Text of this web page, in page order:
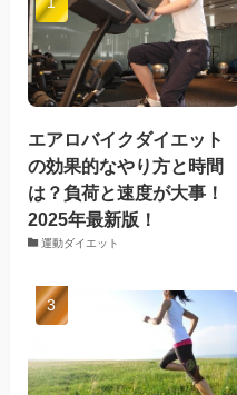
エアロバイクダイエット
の効果的なやり方と時間
は？負荷と速度が大事！
2025年最新版！
運動ダイエット